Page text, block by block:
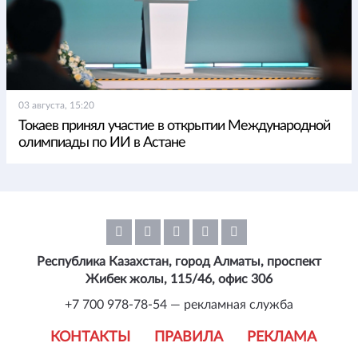
03 августа, 15:20
Токаев принял участие в открытии Международной
олимпиады по ИИ в Астане
КОНТАКТЫ ПРАВИЛА РЕКЛАМА
Республика Казахстан, город Алматы, проспект
Жибек жолы, 115/46, офис 306
+7 700 978-78-54 — рекламная служба